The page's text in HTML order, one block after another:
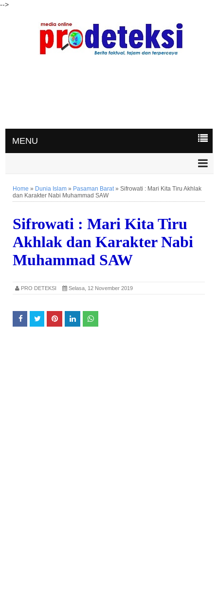
-->
MENU
Home » Dunia Islam » Pasaman Barat»Sifrowati : Mari Kita Tiru Akhlak
dan Karakter Nabi Muhammad SAW
Sifrowati : Mari Kita Tiru
Akhlak dan Karakter Nabi
Muhammad SAW
PRO DETEKSI Selasa, 12 November 2019